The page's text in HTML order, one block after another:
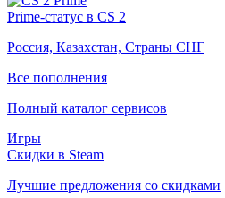
Prime-статус в CS 2
Россия, Казахстан, Страны СНГ
Все пополнения
Полный каталог сервисов
Игры
Скидки в Steam
Лучшие предложения со скидками